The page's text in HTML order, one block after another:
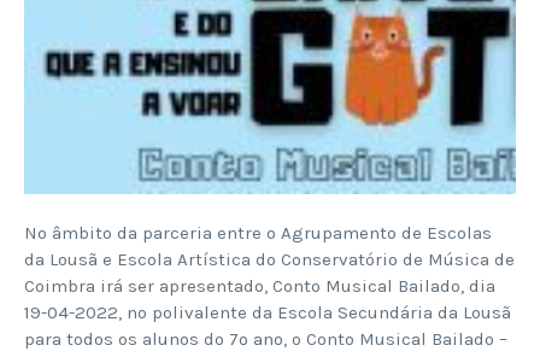
No âmbito da parceria entre o Agrupamento de Escolas
da Lousã e Escola Artística do Conservatório de Música de
Coimbra irá ser apresentado, Conto Musical Bailado, dia
19-04-2022, no polivalente da Escola Secundária da Lousã
para todos os alunos do 7º ano, o Conto Musical Bailado –